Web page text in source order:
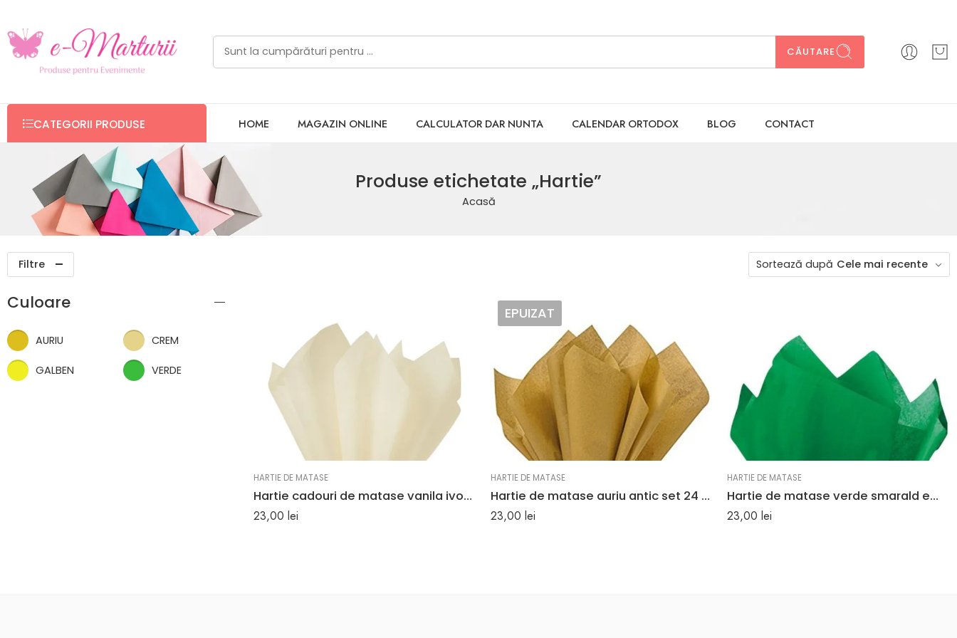
CĂUTARE
CATEGORII PRODUSE HOME MAGAZIN ONLINE CALCULATOR DAR NUNTA CALENDAR ORTODOX BLOG CONTACT
Produse etichetate „Hartie”
Acasă
Filtre Sortează după Cele mai recente
HARTIE DE MATASE
Hartie cadouri de matase vanila ivorie set 24 buc
23,00 lei
EPUIZAT
HARTIE DE MATASE
Hartie de matase auriu antic set 24 buc
23,00 lei
HARTIE DE MATASE
Hartie de matase verde smarald emerald set 24 bucati
23,00lei
Culoare
AURIU CREM
GALBEN VERDE